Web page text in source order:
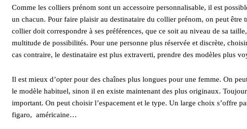
Comme les colliers prénom sont un accessoire personnalisable, il est
un chacun. Pour faire plaisir au destinataire du collier prénom, on peut
collier doit correspondre à ses préférences, que ce soit au niveau de sa
multitude de possibilités. Pour une personne plus réservée et discrète,
cas contraire, le destinataire est plus extraverti, prendre des modèles plus
Il est mieux d’opter pour des chaînes plus longues pour une femme. On
le modèle habituel, sinon il en existe maintenant des plus originaux.
important. On peut choisir l’espacement et le type. Un large choix s’offre
figaro, américaine…